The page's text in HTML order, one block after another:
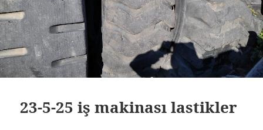
23-5-25 iş makinası lastikler